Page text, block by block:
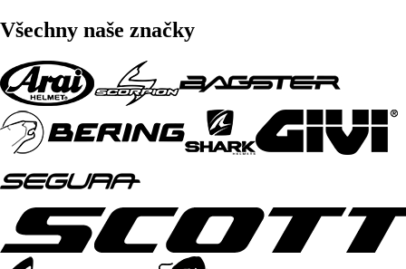
Všechny naše značky